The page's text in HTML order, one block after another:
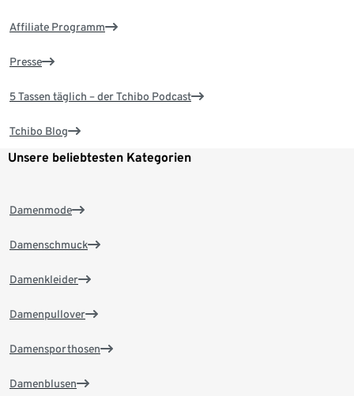
Affiliate Programm
Presse
5 Tassen täglich – der Tchibo Podcast
Tchibo Blog
Unsere beliebtesten Kategorien
Damenmode
Damenschmuck
Damenkleider
Damenpullover
Damensporthosen
Damenblusen